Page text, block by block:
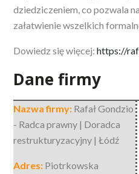
dziedziczeniem, co pozwala
załatwienie wszelkich
Dowiedz się więcej:https://
Dane firmy
Nazwa firmy: Rafał Gondzio
- Radca prawny | Doradca
restrukturyzacyjny | Łódź
Adres: Piotrkowska